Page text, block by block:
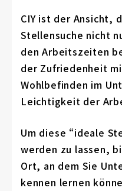
CIY ist der Ansicht,
Stellensuche nicht
den Arbeitszeiten
der Zufriedenheit
Wohlbefinden im
Leichtigkeit der
Um diese “ideale
werden zu lassen,
Ort, an dem Sie
kennen lernen